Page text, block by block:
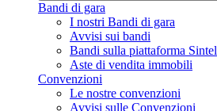
Bandi di gara
I nostri Bandi di gara
Avvisi sui bandi
Bandi sulla piattaforma Sintel
Aste di vendita immobili
Convenzioni
Le nostre convenzioni
Avvisi sulle Convenzioni